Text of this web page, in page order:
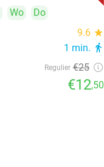
Wo
Do
9.6 star
1 min. directions_walk
Regulier €25
€12,50